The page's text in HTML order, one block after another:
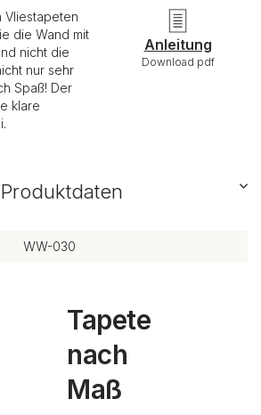
Vliestapeten
die Wand mit
nicht die
nur sehr
Spaß! Der
klare
Anleitung
Download pdf
Produktdaten
WW-030
Tapete
nach
Maß